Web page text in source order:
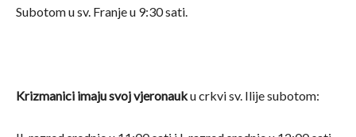
Subotom u sv. Franje u 9:30 sati.
Krizmanici imaju svoj vjeronauku crkvi sv. Ilije subotom: